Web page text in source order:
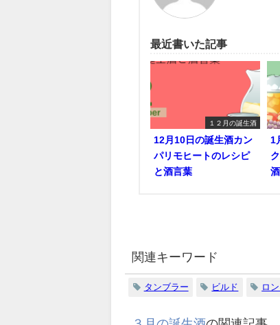
最近書いた記事
１２月の誕生酒
12月10日の誕生酒カン
パリモヒートのレシピ
と酒言葉
1
関連キーワード
タンブラー ビルド ロ